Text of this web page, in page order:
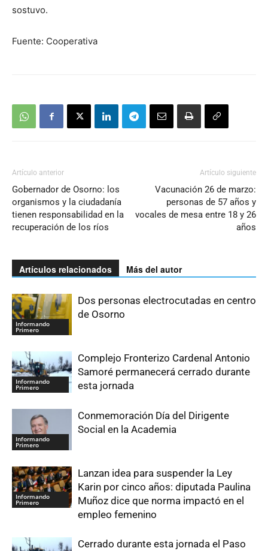
sostuvo.
Fuente: Cooperativa
Artículo anterior
Gobernador de Osorno: los
organismos y la ciudadanía
tienen responsabilidad en la
recuperación de los ríos
Artículo siguiente
Vacunación 26 de marzo:
personas de 57 años y
vocales de mesa entre 18 y 26
años
Artículos relacionados Más del autor
Informando
Primero
Dos personas electrocutadas en centro
de Osorno
Informando
Primero
Complejo Fronterizo Cardenal Antonio
Samoré permanecerá cerrado durante
esta jornada
Informando
Primero
Conmemoración Día del Dirigente
Social en la Academia
Informando
Primero
Lanzan idea para suspender la Ley
Karin por cinco años: diputada Paulina
Muñoz dice que norma impactó en el
empleo femenino
Cerrado durante esta jornada el Paso